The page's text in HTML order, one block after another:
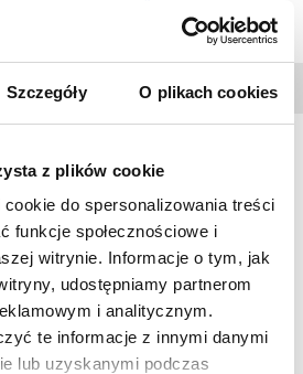
Szczegóły O plikach cookies
z plików cookie
do spersonalizowania treści
funkcje społecznościowe i
witrynie. Informacje o tym, jak
udostępniamy partnerom
i analitycznym.
te informacje z innymi danymi
lub uzyskanymi podczas
użyciu rotatora (Ø 16,5 mm), maszt
się zgodnie z kierunkiem wiatru.
masztów dostępnych w naszej